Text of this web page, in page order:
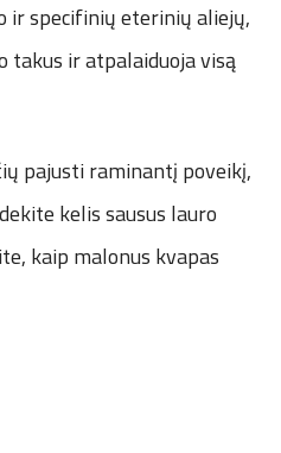
ir specifinių eterinių aliejų,
takus ir atpalaiduoja visą
pajusti raminantį poveikį,
kelis sausus lauro
kaip malonus kvapas